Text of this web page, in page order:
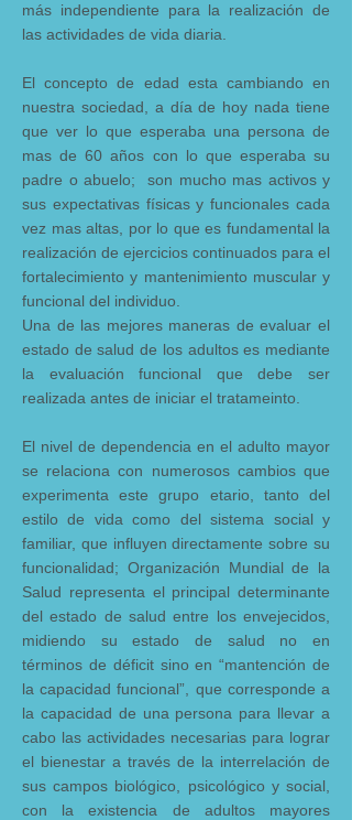
más independiente para la realización de
las actividades de vida diaria.
El concepto de edad esta cambiando en
nuestra sociedad, a día de hoy nada tiene
que ver lo que esperaba una persona de
mas de 60 años con lo que esperaba su
padre o abuelo; son mucho mas activos y
sus expectativas físicas y funcionales cada
vez mas altas, por lo que es fundamental la
realización de ejercicios continuados para el
fortalecimiento y mantenimiento muscular y
funcional del individuo.
Una de las mejores maneras de evaluar el
estado de salud de los adultos es mediante
la evaluación funcional que debe ser
realizada antes de iniciar el tratameinto.
El nivel de dependencia en el adulto mayor
se relaciona con numerosos cambios que
experimenta este grupo etario, tanto del
estilo de vida como del sistema social y
familiar, que influyen directamente sobre su
funcionalidad; Organización Mundial de la
Salud representa el principal determinante
del estado de salud entre los envejecidos,
midiendo su estado de salud no en
términos de déficit sino en “mantención de
la capacidad funcional”, que corresponde a
la capacidad de una persona para llevar a
cabo las actividades necesarias para lograr
el bienestar a través de la interrelación de
sus campos biológico, psicológico y social,
con la existencia de adultos mayores